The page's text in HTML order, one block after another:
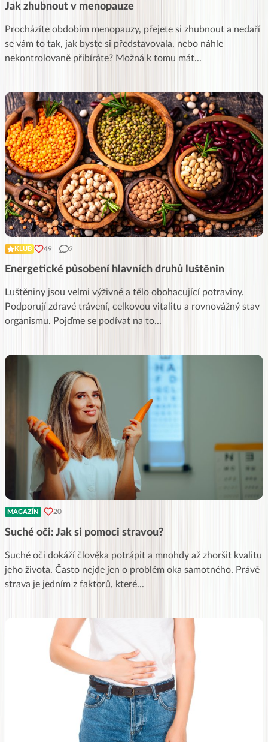
Jak zhubnout v menopauze
Procházíte obdobím menopauzy, přejete si zhubnout a nedaří
se vám to tak, jak byste si představovala, nebo náhle
nekontrolovaně přibíráte? Možná k tomu mát...
KLUB 49 2
Energetické působení hlavních druhů luštěnin
Luštěniny jsou velmi výživné a tělo obohacující potraviny.
Podporují zdravé trávení, celkovou vitalitu a rovnovážný stav
organismu. Pojďme se podívat na to...
MAGAZÍN 20
Suché oči: Jak si pomoci stravou?
Suché oči dokáží člověka potrápit a mnohdy až zhoršit kvalitu
jeho života. Často nejde jen o problém oka samotného. Právě
strava je jedním z faktorů, které...